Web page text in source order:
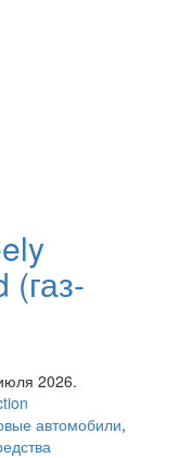
(газ-
2026.
автомобили,